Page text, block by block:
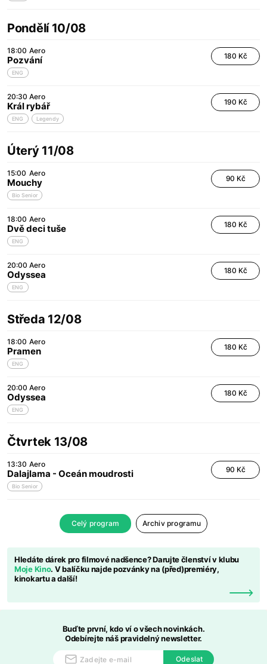
Pondělí 10/08
18:00 Aero
Pozvání
ENG
180 Kč
20:30 Aero
Král rybář
ENG Legendy
190 Kč
Úterý 11/08
15:00 Aero
Mouchy
Bio Senior
90 Kč
18:00 Aero
Dvě deci tuše
ENG
180 Kč
20:00 Aero
Odyssea
ENG
180 Kč
Středa 12/08
18:00 Aero
Pramen
ENG
180 Kč
20:00 Aero
Odyssea
ENG
180 Kč
Čtvrtek 13/08
13:30 Aero
Dalajlama - Oceán moudrosti
Bio Senior
90 Kč
Celý program Archiv programu
Hledáte dárek pro filmové nadšence? Darujte členství v klubu
Moje Kino. V balíčku najde pozvánky na (před)premiéry,
kinokartu a další!
Buďte první, kdo ví o všech novinkách.
Odebírejte náš pravidelný newsletter.
Odeslat